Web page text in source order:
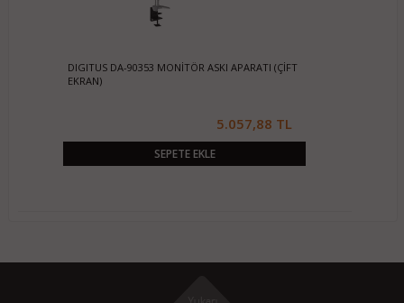
DIGITUS DA-90353 MONİTÖR ASKI APARATI (ÇİFT
EKRAN)
5.057,88 TL
SEPETE EKLE